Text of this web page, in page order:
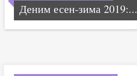
Деним есен-зима 2019:...